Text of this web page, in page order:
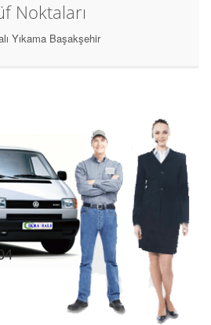
Noktaları
Yıkama Başakşehir